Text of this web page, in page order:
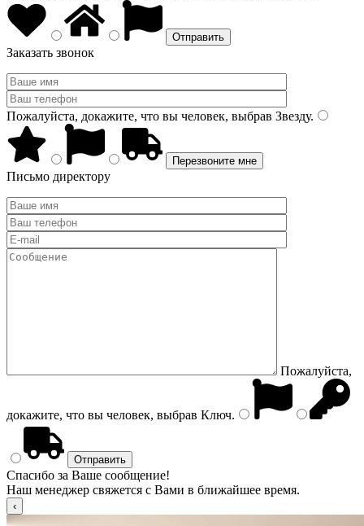
Заказать звонок
Пожалуйста, докажите, что вы человек, выбрав Звезду.
Письмо директору
Пожалуйста,
докажите, что вы человек, выбрав Ключ.
Спасибо за Ваше сообщение!
Наш менеджер свяжется с Вами в ближайшее время.